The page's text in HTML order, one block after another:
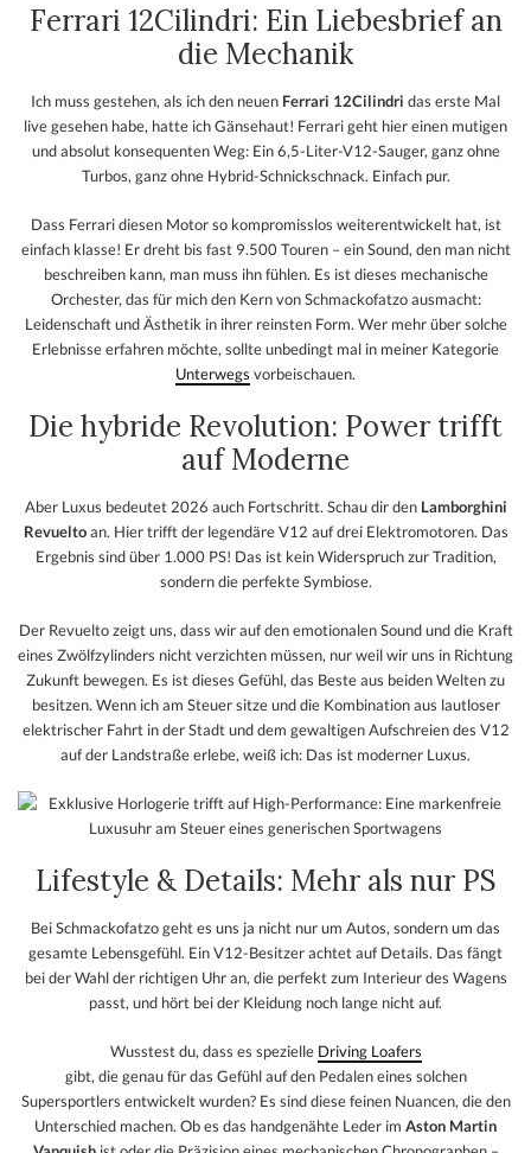
Ferrari 12Cilindri: Ein Liebesbrief an
die Mechanik
Ich muss gestehen, als ich den neuen Ferrari 12Cilindri das erste Mal
live gesehen habe, hatte ich Gänsehaut! Ferrari geht hier einen mutigen
und absolut konsequenten Weg: Ein 6,5-Liter-V12-Sauger, ganz ohne
Turbos, ganz ohne Hybrid-Schnickschnack. Einfach pur.
Dass Ferrari diesen Motor so kompromisslos weiterentwickelt hat, ist
einfach klasse! Er dreht bis fast 9.500 Touren – ein Sound, den man nicht
beschreiben kann, man muss ihn fühlen. Es ist dieses mechanische
Orchester, das für mich den Kern von Schmackofatzo ausmacht:
Leidenschaft und Ästhetik in ihrer reinsten Form. Wer mehr über solche
Erlebnisse erfahren möchte, sollte unbedingt mal in meiner Kategorie
Unterwegs vorbeischauen.
Die hybride Revolution: Power trifft
auf Moderne
Aber Luxus bedeutet 2026 auch Fortschritt. Schau dir den Lamborghini
Revueltoan. Hier trifft der legendäre V12 auf drei Elektromotoren. Das
Ergebnis sind über 1.000 PS! Das ist kein Widerspruch zur Tradition,
sondern die perfekte Symbiose.
Der Revuelto zeigt uns, dass wir auf den emotionalen Sound und die Kraft
eines Zwölfzylinders nicht verzichten müssen, nur weil wir uns in Richtung
Zukunft bewegen. Es ist dieses Gefühl, das Beste aus beiden Welten zu
besitzen. Wenn ich am Steuer sitze und die Kombination aus lautloser
elektrischer Fahrt in der Stadt und dem gewaltigen Aufschreien des V12
auf der Landstraße erlebe, weiß ich: Das ist moderner Luxus.
Lifestyle & Details: Mehr als nur PS
Bei Schmackofatzo geht es uns ja nicht nur um Autos, sondern um das
gesamte Lebensgefühl. Ein V12-Besitzer achtet auf Details. Das fängt
bei der Wahl der richtigen Uhr an, die perfekt zum Interieur des Wagens
passt, und hört bei der Kleidung noch lange nicht auf.
Wusstest du, dass es spezielle Driving Loafers
gibt, die genau für das Gefühl auf den Pedalen eines solchen
Supersportlers entwickelt wurden? Es sind diese feinen Nuancen, die den
Unterschied machen. Ob es das handgenähte Leder im Aston Martin